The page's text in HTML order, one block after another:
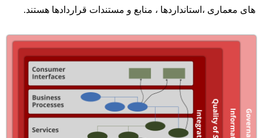
های معماری ،استانداردها ، منابع و مستندات قراردادها هستند.